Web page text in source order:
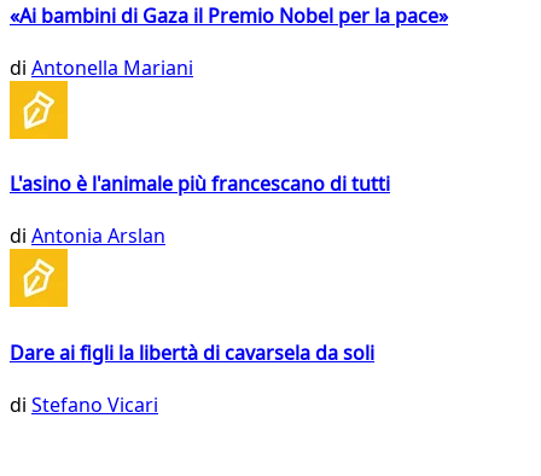
«Ai bambini di Gaza il Premio Nobel per la pace»
di Antonella Mariani
L'asino è l'animale più francescano di tutti
di Antonia Arslan
Dare ai figli la libertà di cavarsela da soli
di Stefano Vicari